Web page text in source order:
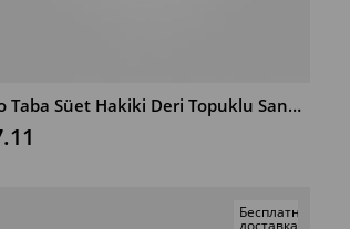
Oreo Taba Süet Hakiki Deri Topuklu Sandalet
Бесплатная